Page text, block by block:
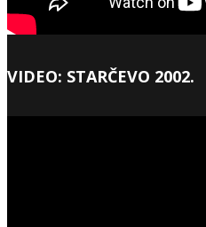
VIDEO: STARČEVO 2002.